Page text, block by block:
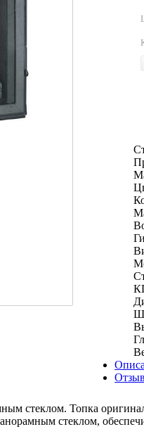
стеклом. Топка
стеклом,